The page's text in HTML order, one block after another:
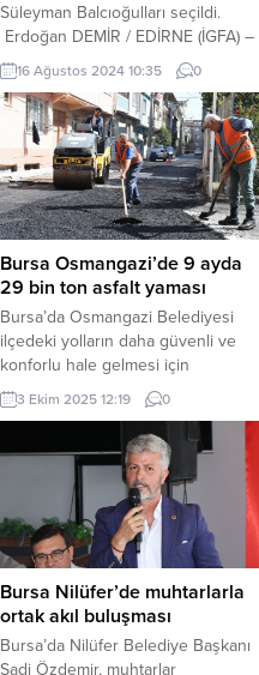
Süleyman Balcıoğulları seçildi.
Erdoğan DEMİR / EDİRNE (İGFA) –
Bir süre önce genel kurulunu
yapan Erikli Çevre ve Güç Birliği
Derneği seçilen yönetim ve
denetim kurulu görev bölümünü
yaptı. Görev bölümü şöyle oluştu
ERÇED Yönetim Kurulu Üyeleri
/(Asil) Başkan: Süleyman
Balcıoğulları Seher Kurçeren,
Mürşide Ertürk Çoban, Meral
Doğan,...
16 Ağustos 2024 10:35 0
Bursa Osmangazi’de 9 ayda
29 bin ton asfalt yaması
Bursa’da Osmangazi Belediyesi
ilçedeki yolların daha güvenli ve
konforlu hale gelmesi için
çalışmalarını aralıksız sürdürüyor,
bozuk ve düzensiz yollar yapılan
asfalt yama çalışmasıyla daha
kullanışlı hale getiriliyor. Yapılan
çalışmalarla Osmangazi’de Ocak
ayından bugüne 9 aylık sürede 29
bin ton asfalt yama çalışması
yapıldı. BURSA (İGFA) – Yaptığı
asfalt yama çalışmaları...
3 Ekim 2025 12:19 0
Bursa Nilüfer’de muhtarlarla
ortak akıl buluşması
Bursa’da Nilüfer Belediye Başkanı
Şadi Özdemir, muhtarlar